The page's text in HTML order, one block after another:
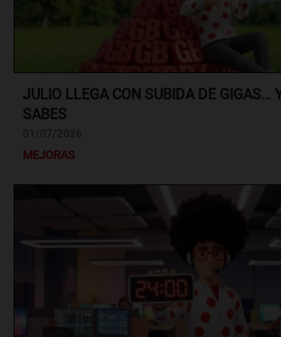
JULIO LLEGA CON SUBIDA DE GIGAS…
SABES
MEJORAS